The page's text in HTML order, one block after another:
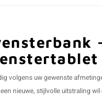
volgens uw gewenste
een nieuwe, stijlvolle uitstraling